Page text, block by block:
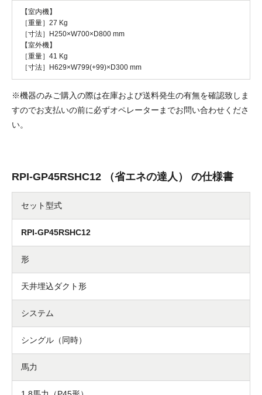
【室内機】
［重量］27 Kg
［寸法］H250×W700×D800 mm
【室外機】
［重量］41 Kg
［寸法］H629×W799(+99)×D300 mm
※機器のみご購入の際は在庫および送料発生の有無を確認致しま
すのでお支払いの前に必ずオペレーターまでお問い合わせくださ
い。
RPI-GP45RSHC12 （省エネの達人） の仕様書
セット型式
RPI-GP45RSHC12
形
天井埋込ダクト形
システム
シングル（同時）
馬力